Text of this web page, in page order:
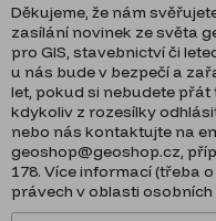
Děkujeme, že nám
zasílání novinek ze světa
pro GIS, stavebnictví či
u nás bude v bezpečí a
let, pokud si nebudete
kdykoliv z rozesílky
nebo nás kontaktujte na
geoshop@geoshop.cz,
178. Více informací (třeba
právech v oblasti